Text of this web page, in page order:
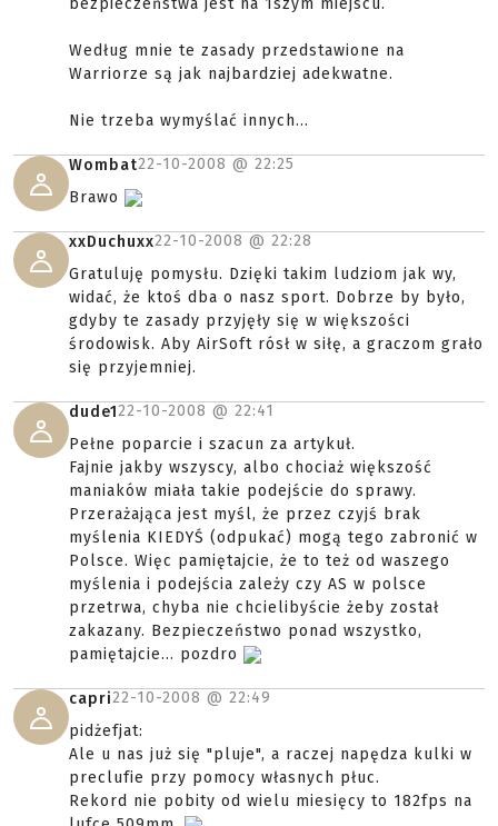
bezpieczeństwa jest na 1szym miejscu.
Według mnie te zasady przedstawione na
Warriorze są jak najbardziej adekwatne.
Nie trzeba wymyślać innych...
Wombat22-10-2008 @ 22:25
Brawo
xxDuchuxx22-10-2008 @ 22:28
Gratuluję pomysłu. Dzięki takim ludziom jak wy,
widać, że ktoś dba o nasz sport. Dobrze by było,
gdyby te zasady przyjęły się w większości
środowisk. Aby AirSoft rósł w siłę, a graczom grało
się przyjemniej.
dude122-10-2008 @ 22:41
Pełne poparcie i szacun za artykuł.
Fajnie jakby wszyscy, albo chociaż większość
maniaków miała takie podejście do sprawy.
Przerażająca jest myśl, że przez czyjś brak
myślenia KIEDYŚ (odpukać) mogą tego zabronić w
Polsce. Więc pamiętajcie, że to też od waszego
myślenia i podejścia zależy czy AS w polsce
przetrwa, chyba nie chcielibyście żeby został
zakazany. Bezpieczeństwo ponad wszystko,
pamiętajcie... pozdro
capri22-10-2008 @ 22:49
pidżefjat:
Ale u nas już się "pluje", a raczej napędza kulki w
preclufie przy pomocy własnych płuc.
Rekord nie pobity od wielu miesięcy to 182fps na